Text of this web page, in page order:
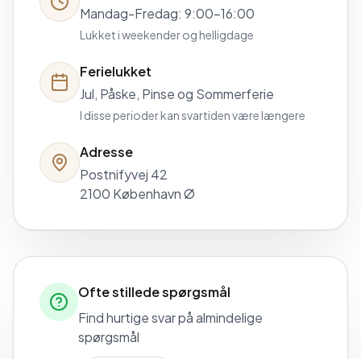
Mandag-Fredag: 9:00-16:00
Lukket i weekender og helligdage
Ferielukket
Jul, Påske, Pinse og Sommerferie
I disse perioder kan svartiden være længere
Adresse
Postnifyvej 42
2100 København Ø
Ofte stillede spørgsmål
Find hurtige svar på almindelige
spørgsmål